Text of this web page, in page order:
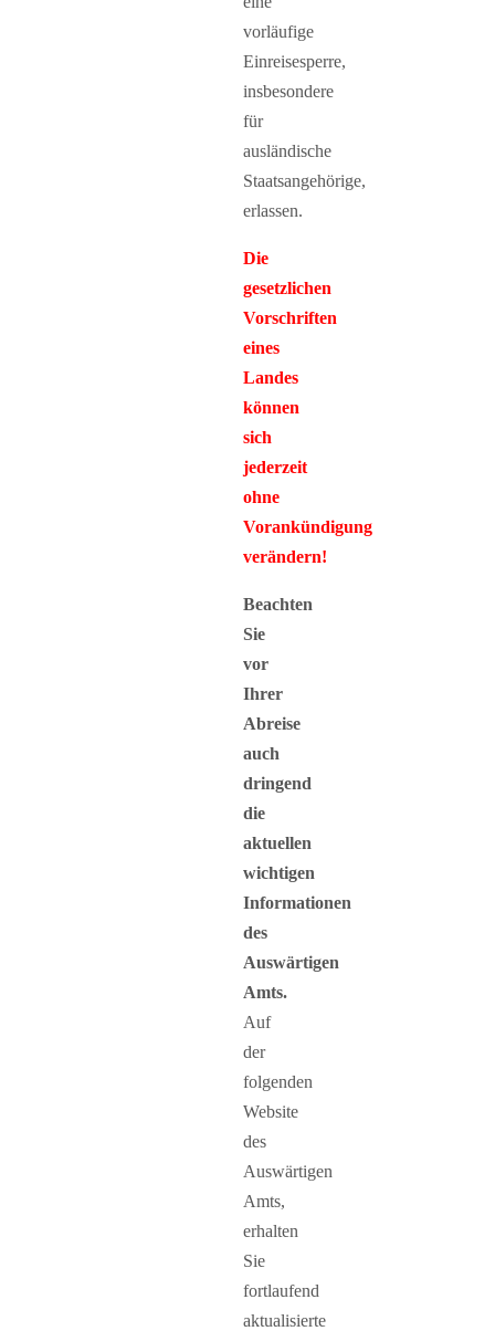
vorläufige
Einreisesperre,
insbesondere
für
ausländische
Staatsangehörige,
erlassen.
Die
gesetzlichen
Vorschriften
eines
Landes
können
sich
jederzeit
ohne
Vorankündigung
verändern!
Beachten
Sie
vor
Ihrer
Abreise
auch
dringend
die
aktuellen
wichtigen
Informationen
des
Auswärtigen
Amts.
Auf
der
folgenden
Website
des
Auswärtigen
Amts,
erhalten
Sie
fortlaufend
aktualisierte